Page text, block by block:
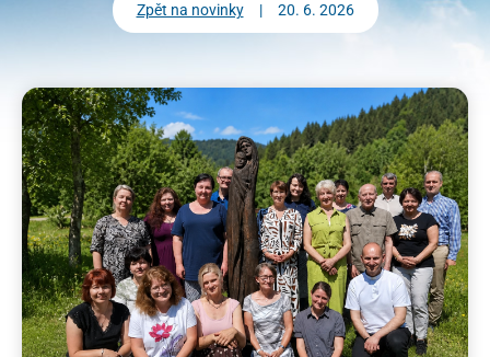
Události
Novinky
Povolání
Články
Galerie
Zpět na novinky | 20. 6. 2026